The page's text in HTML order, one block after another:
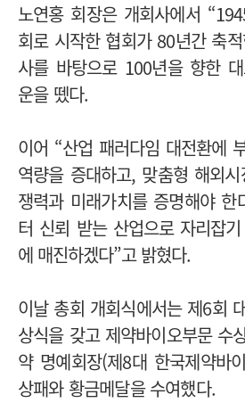
노연홍 회장은 개회사에서
회로 시작한 협회가 80년간 축
사를 바탕으로 100년을 향한
운을 뗐다.
이어 “산업 패러다임 대전환에
역량을 증대하고, 맞춤형 해외
쟁력과 미래가치를 증명해야 한
터 신뢰 받는 산업으로 자리잡
에 매진하겠다”고 밝혔다.
이날 총회 개회식에서는 제6회
상식을 갖고 제약바이오부문 수
약 명예회장(제8대 한국제약바
상패와 황금메달을 수여했다.